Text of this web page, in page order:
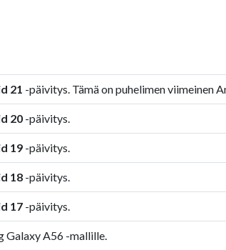
21 -päivitys. Tämä on puhelimen viimeinen
20 -päivitys.
19 -päivitys.
18 -päivitys.
17 -päivitys.
Galaxy A56 -mallille.